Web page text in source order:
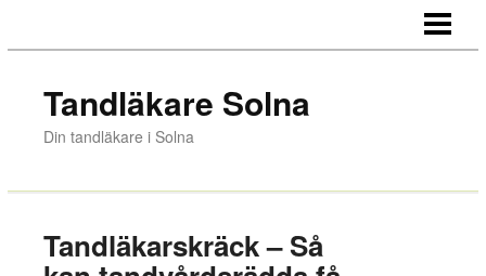
AKUTTandläkare Solna
Din tandläkare i Solna
Tandläkarskräck – Så